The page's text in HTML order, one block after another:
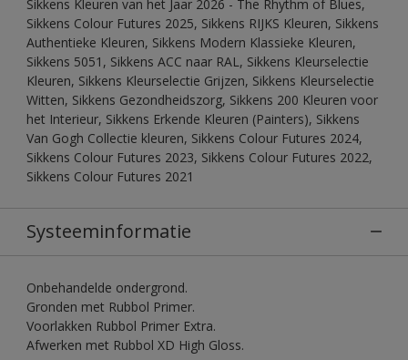
Sikkens Kleuren van het Jaar 2026 - The Rhythm of Blues,
Sikkens Colour Futures 2025, Sikkens RIJKS Kleuren, Sikkens
Authentieke Kleuren, Sikkens Modern Klassieke Kleuren,
Sikkens 5051, Sikkens ACC naar RAL, Sikkens Kleurselectie
Kleuren, Sikkens Kleurselectie Grijzen, Sikkens Kleurselectie
Witten, Sikkens Gezondheidszorg, Sikkens 200 Kleuren voor
het Interieur, Sikkens Erkende Kleuren (Painters), Sikkens
Van Gogh Collectie kleuren, Sikkens Colour Futures 2024,
Sikkens Colour Futures 2023, Sikkens Colour Futures 2022,
Sikkens Colour Futures 2021
Systeeminformatie
Onbehandelde ondergrond.
Gronden met Rubbol Primer.
Voorlakken Rubbol Primer Extra.
Afwerken met Rubbol XD High Gloss.